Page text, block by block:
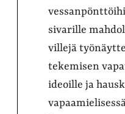
sivarille
villejä
tekemisen
ideoille ja